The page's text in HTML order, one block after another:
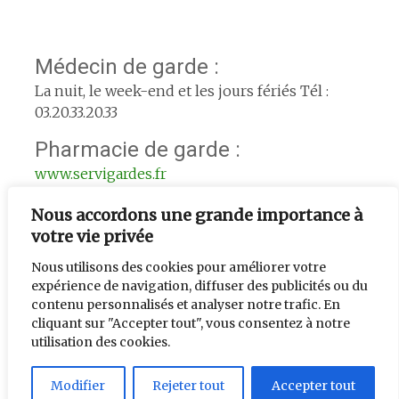
Nous accordons une grande importance à
votre vie privée
Nous utilisons des cookies pour améliorer votre
expérience de navigation, diffuser des publicités ou du
contenu personnalisés et analyser notre trafic. En
cliquant sur "Accepter tout", vous consentez à notre
utilisation des cookies.
Modifier Rejeter tout Accepter tout
Médecin de garde :
La nuit, le week-end et les jours fériés Tél :
03.20.33.20.33
Pharmacie de garde :
www.servigardes.fr
Urgence le week-end :
L'adjoint de semaine : 06.74.56.33.39
communication de la mairie. | Hébergé chez
Hostinger